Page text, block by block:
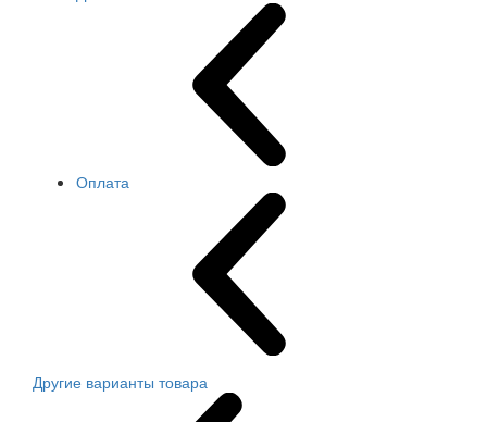
Оплата
Другие варианты товара